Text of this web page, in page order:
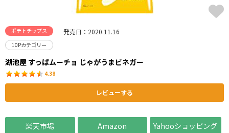
ポテトチップス 発売日：2020.11.16
10Pカテゴリー
湖池屋 すっぱムーチョ じゃがうまビネガー
4.38
レビューする
楽天市場 Amazon Yahooショッピング